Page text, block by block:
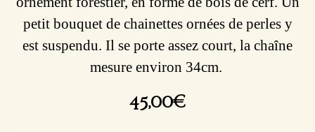
petit bouquet de chainettes ornées de perles y
est suspendu. Il se porte assez court, la chaîne
mesure environ 34cm.
45,00€